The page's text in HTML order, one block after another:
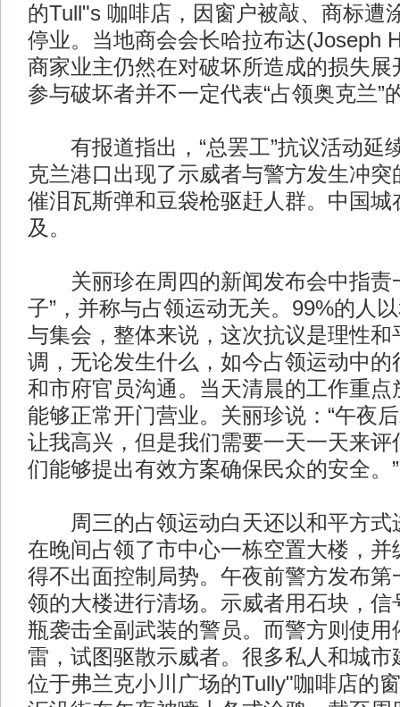
的Tull"s 咖啡店，因窗户被敲、商标遭
停业。当地商会会长哈拉布达(Joseph
商家业主仍然在对破坏所造成的损失展
参与破坏者并不一定代表“占领奥克兰”
有报道指出，“总罢工”抗议活动延
克兰港口出现了示威者与警方发生冲突
催泪瓦斯弹和豆袋枪驱赶人群。中国城
及。
关丽珍在周四的新闻发布会中指责
子”，并称与占领运动无关。99%的人
与集会，整体来说，这次抗议是理性和
调，无论发生什么，如今占领运动中的
和市府官员沟通。当天清晨的工作重点
能够正常开门营业。关丽珍说：“午夜
让我高兴，但是我们需要一天一天来评
们能够提出有效方案确保民众的安全。”
周三的占领运动白天还以和平方式
在晚间占领了市中心一栋空置大楼，并
得不出面控制局势。午夜前警方发布第
领的大楼进行清场。示威者用石块，信
瓶袭击全副武装的警员。而警方则使用
雷，试图驱散示威者。很多私人和城市
位于弗兰克小川广场的Tully"咖啡店的